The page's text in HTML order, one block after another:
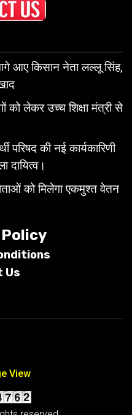
आए किसान नेता लल्लू सिंह,
को लेकर उच्च शिक्षा मंत्री से
परिषद की नई कार्यकारिणी
दायित्व।
को मिलेगा एकमुश्त वेतन
Us
View